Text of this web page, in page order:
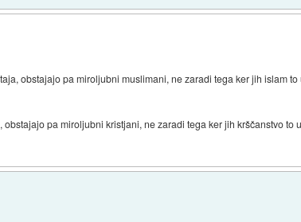
obstajajo pa miroljubni muslimani, ne zaradi tega ker jih islam
obstajajo pa miroljubni kristjani, ne zaradi tega ker jih krščanstvo